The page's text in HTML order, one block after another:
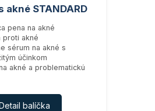
akné STANDARD
pena na akné
proti akné
sérum na akné s
účinkom
akné a problematickú
balíčka